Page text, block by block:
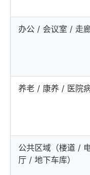
办公 / 会议室 / 走
养老 / 康养 / 医院
公共区域（楼道 /
厅 / 地下车库）